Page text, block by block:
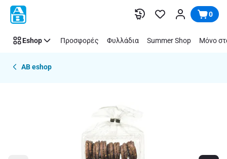
Παράλειψη 0
Eshop Προσφορές Φυλλάδια Summer Shop Μόνο
AB eshop